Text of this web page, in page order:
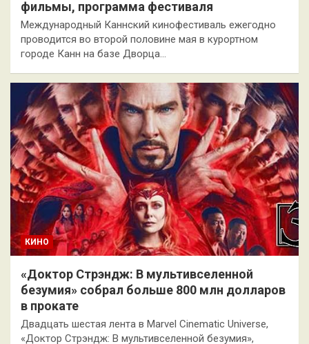
фильмы, программа фестиваля
Международный Каннский кинофестиваль ежегодно
проводится во второй половине мая в курортном
городе Канн на базе Дворца…
КИНО
«Доктор Стрэндж: В мультивселенной
безумия» собрал больше 800 млн долларов
в прокате
Двадцать шестая лента в Marvel Cinematic Universe,
«Доктор Стрэндж: В мультивселенной безумия»,